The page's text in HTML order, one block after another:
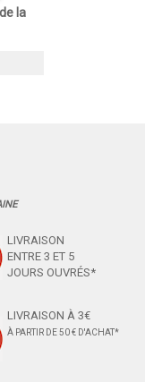
la
LIVRAISON
ENTRE 3 ET 5
JOURS OUVRÉS*
LIVRAISON À 3€
À PARTIR DE 50 € D'ACHAT*